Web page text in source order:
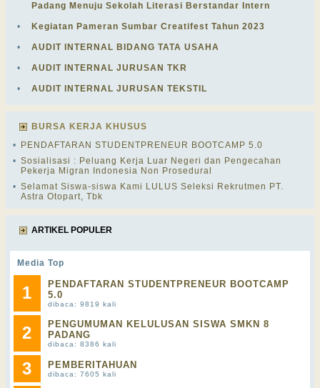
Padang Menuju Sekolah Literasi Berstandar Intern
• Kegiatan Pameran Sumbar Creatifest Tahun 2023
• AUDIT INTERNAL BIDANG TATA USAHA
• AUDIT INTERNAL JURUSAN TKR
• AUDIT INTERNAL JURUSAN TEKSTIL
BURSA KERJA KHUSUS
• PENDAFTARAN STUDENTPRENEUR BOOTCAMP 5.0
• Sosialisasi : Peluang Kerja Luar Negeri dan Pengecahan
Pekerja Migran Indonesia Non Prosedural
• Selamat Siswa-siswa Kami LULUS Seleksi Rekrutmen PT.
Astra Otopart, Tbk
ARTIKEL POPULER
Media Top
1
PENDAFTARAN STUDENTPRENEUR BOOTCAMP
5.0
dibaca: 9819 kali
2
PENGUMUMAN KELULUSAN SISWA SMKN 8
PADANG
dibaca: 8386 kali
3 PEMBERITAHUAN
dibaca: 7605 kali